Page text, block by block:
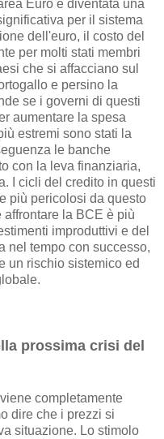
Euro è diventata una
per il sistema
dell'euro, il costo del
per molti stati membri
che si affacciano sul
e persino la
se i governi di questi
aumentare la spesa
estremi sono stati la
le banche
con la leva finanziaria,
I cicli del credito in questi
più pericolosi da questo
la BCE è più
improduttivi e del
nel tempo con successo,
un rischio sistemico ed
prossima crisi del
viene completamente
dire che i prezzi si
situazione. Lo stimolo